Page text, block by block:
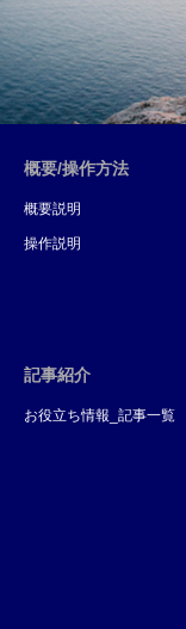
概要/操作方法
概要説明
操作説明
記事紹介
お役立ち情報_記事一覧